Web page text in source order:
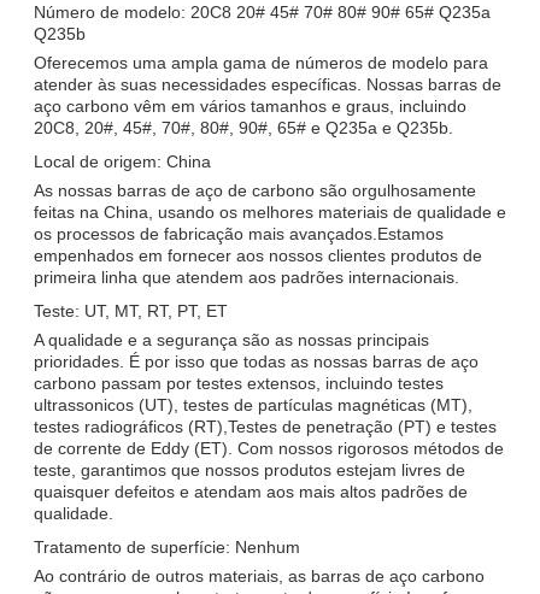
Número de modelo: 20C8 20# 45# 70# 80# 90# 65# Q235a
Q235b
Oferecemos uma ampla gama de números de modelo para
atender às suas necessidades específicas. Nossas barras de
aço carbono vêm em vários tamanhos e graus, incluindo
20C8, 20#, 45#, 70#, 80#, 90#, 65# e Q235a e Q235b.
Local de origem: China
As nossas barras de aço de carbono são orgulhosamente
feitas na China, usando os melhores materiais de qualidade e
os processos de fabricação mais avançados.Estamos
empenhados em fornecer aos nossos clientes produtos de
primeira linha que atendem aos padrões internacionais.
Teste: UT, MT, RT, PT, ET
A qualidade e a segurança são as nossas principais
prioridades. É por isso que todas as nossas barras de aço
carbono passam por testes extensos, incluindo testes
ultrassonicos (UT), testes de partículas magnéticas (MT),
testes radiográficos (RT),Testes de penetração (PT) e testes
de corrente de Eddy (ET). Com nossos rigorosos métodos de
teste, garantimos que nossos produtos estejam livres de
quaisquer defeitos e atendam aos mais altos padrões de
qualidade.
Tratamento de superfície: Nenhum
Ao contrário de outros materiais, as barras de aço carbono